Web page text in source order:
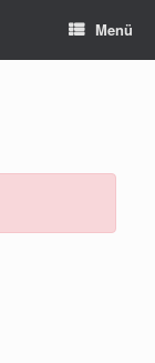
Menü